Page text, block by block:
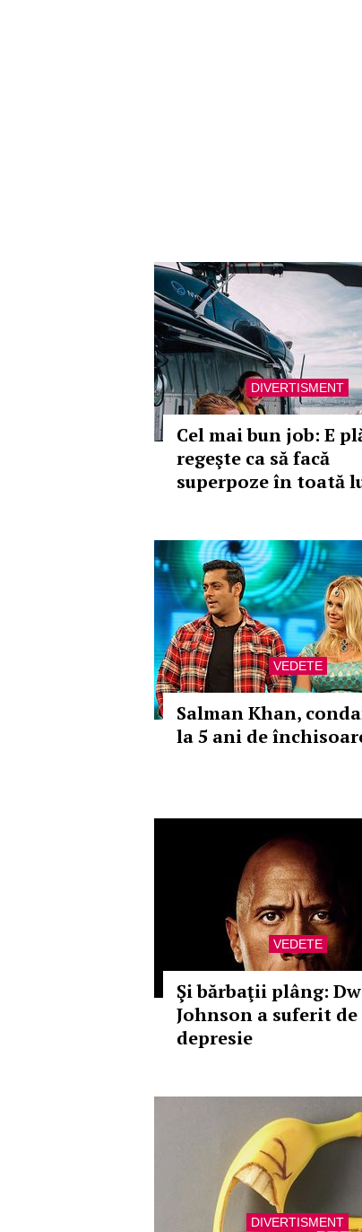
DIVERTISMENT
Cel mai bun job: E
regeşte ca să facă
superpoze în toată
VEDETE
Salman Khan,
la 5 ani de
VEDETE
Şi bărbaţii plâng:
Johnson a suferit de
depresie
DIVERTISMENT